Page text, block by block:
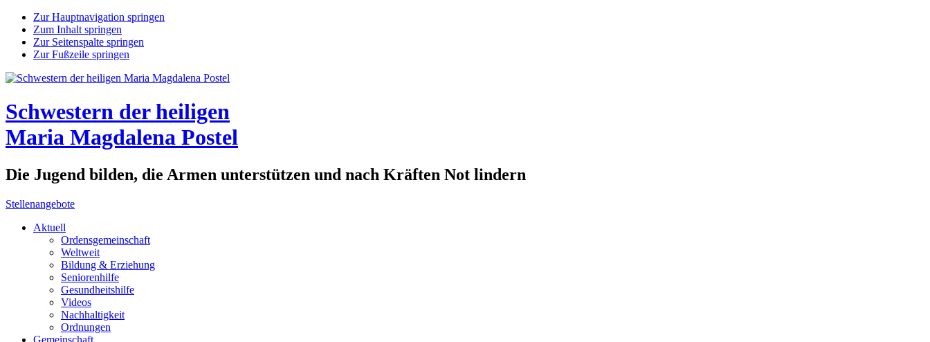
Zur Hauptnavigation springen
Zum Inhalt springen
Zur Seitenspalte springen
Zur Fußzeile springen
Schwestern der heiligen
Maria Magdalena Postel
Die Jugend bilden, die Armen unterstützen und nach Kräften Not lindern
Stellenangebote
Aktuell
Ordensgemeinschaft
Weltweit
Bildung & Erziehung
Seniorenhilfe
Gesundheitshilfe
Videos
Nachhaltigkeit
Ordnungen
Gemeinschaft